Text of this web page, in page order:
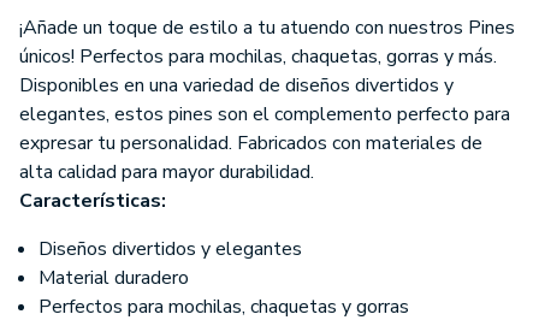
¡Añade un toque de estilo a tu atuendo con nuestros Pines
únicos! Perfectos para mochilas, chaquetas, gorras y más.
Disponibles en una variedad de diseños divertidos y
elegantes, estos pines son el complemento perfecto para
expresar tu personalidad. Fabricados con materiales de
alta calidad para mayor durabilidad.
Características:
Diseños divertidos y elegantes
Material duradero
Perfectos para mochilas, chaquetas y gorras